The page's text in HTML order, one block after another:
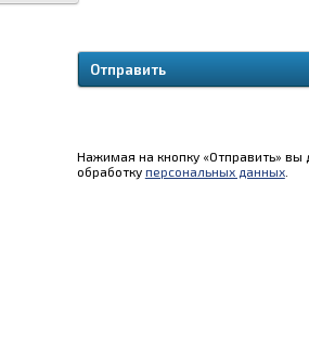
Нажимая на кнопку «Отправить» вы
обработку персональных данных.